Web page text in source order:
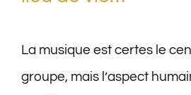
La musique est certes le
groupe, mais l’aspect